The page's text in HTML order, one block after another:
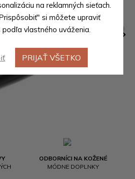
ODBORNÍCI NA KOŽENÉ
MÓDNE DOPLNKY
na reklamných sieťach.
si môžete upraviť
vlastného uváženia.
PRIJAŤ VŠETKO